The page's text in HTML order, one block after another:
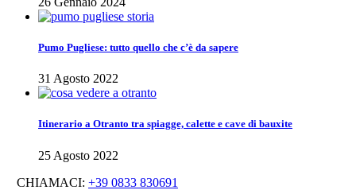
Pumo Pugliese: tutto quello che c’è da sapere
31 Agosto 2022
Itinerario a Otranto tra spiagge, calette e cave di bauxite
25 Agosto 2022
CHIAMACI: +39 0833 830691